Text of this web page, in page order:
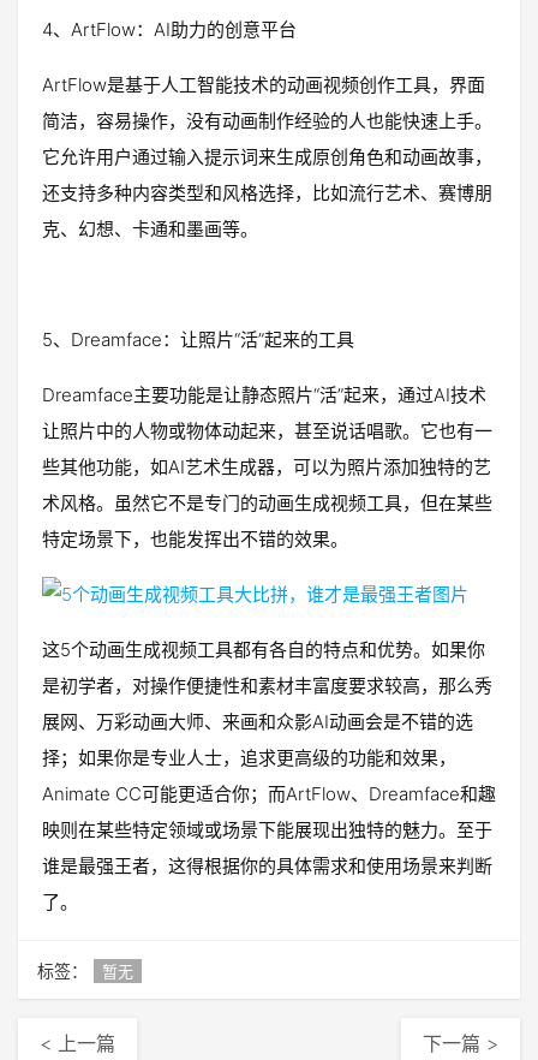
4、ArtFlow：AI助力的创意平台
ArtFlow是基于人工智能技术的动画视频创作工具，界面
简洁，容易操作，没有动画制作经验的人也能快速上手。
它允许用户通过输入提示词来生成原创角色和动画故事，
还支持多种内容类型和风格选择，比如流行艺术、赛博朋
克、幻想、卡通和墨画等。
5、Dreamface：让照片“活”起来的工具
Dreamface主要功能是让静态照片“活”起来，通过AI技术
让照片中的人物或物体动起来，甚至说话唱歌。它也有一
些其他功能，如AI艺术生成器，可以为照片添加独特的艺
术风格。虽然它不是专门的动画生成视频工具，但在某些
特定场景下，也能发挥出不错的效果。
这5个动画生成视频工具都有各自的特点和优势。如果你
是初学者，对操作便捷性和素材丰富度要求较高，那么秀
展网、万彩动画大师、来画和众影AI动画会是不错的选
择；如果你是专业人士，追求更高级的功能和效果，
Animate CC可能更适合你；而ArtFlow、Dreamface和趣
映则在某些特定领域或场景下能展现出独特的魅力。至于
谁是最强王者，这得根据你的具体需求和使用场景来判断
了。
标签： 暂无
< 上一篇 下一篇 >